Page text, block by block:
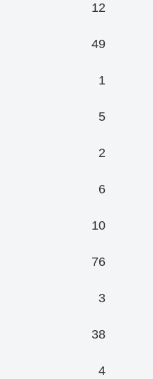
12
49
1
5
2
6
10
76
3
38
4